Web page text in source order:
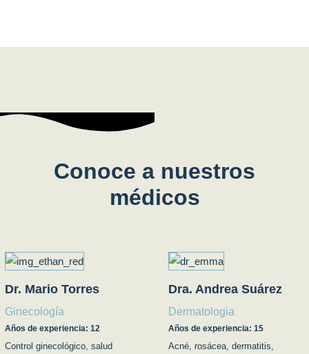
Conoce a nuestros
médicos
Dr. Mario Torres
Ginecología
Años de experiencia: 12
Control ginecológico, salud
Dra. Andrea Suárez
Dermatologia
Años de experiencia: 15
Acné, rosácea, dermatitis,